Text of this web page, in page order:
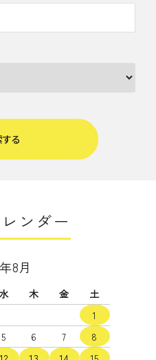
る
ンダー
8月
水 木 金
土
1
5 6 7
8